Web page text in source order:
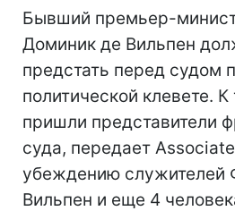
Бывший премьер-
Доминик де Вильпен
предстать перед судом
политической клевете.
пришли представители
суда, передает
убеждению служителей
Вильпен и еще 4